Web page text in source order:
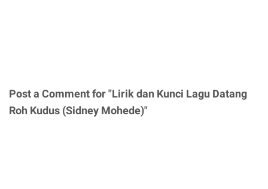
Post a Comment for "Lirik dan Kunci Lagu Datang
Roh Kudus (Sidney Mohede)"